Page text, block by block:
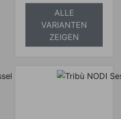
ALLE
VARIANTEN
ZEIGEN